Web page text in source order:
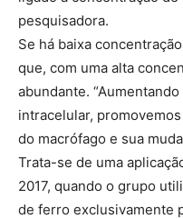
pesquisadora.
Se há baixa
que, com uma alta
abundante.
intracelular,
do macrófago e sua
Trata-se de uma
2017, quando o grupo
de ferro exclusivamente